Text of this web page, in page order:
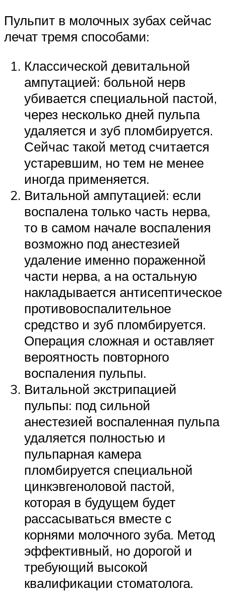
Пульпит в молочных зубах сейчас
лечат тремя способами:
Классической девитальной
ампутацией: больной нерв
убивается специальной пастой,
через несколько дней пульпа
удаляется и зуб пломбируется.
Сейчас такой метод считается
устаревшим, но тем не менее
иногда применяется.
Витальной ампутацией: если
воспалена только часть нерва,
то в самом начале воспаления
возможно под анестезией
удаление именно пораженной
части нерва, а на остальную
накладывается антисептическое
противовоспалительное
средство и зуб пломбируется.
Операция сложная и оставляет
вероятность повторного
воспаления пульпы.
Витальной экстрипацией
пульпы: под сильной
анестезией воспаленная пульпа
удаляется полностью и
пульпарная камера
пломбируется специальной
цинкэвгеноловой пастой,
которая в будущем будет
рассасываться вместе с
корнями молочного зуба. Метод
эффективный, но дорогой и
требующий высокой
квалификации стоматолога.